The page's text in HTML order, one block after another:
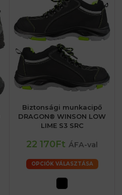
Biztonsági munkacipő
DRAGON® WINSON LOW
LIME S3 SRC
22 170Ft ÁFA-val
OPCIÓK VÁLASZTÁSA